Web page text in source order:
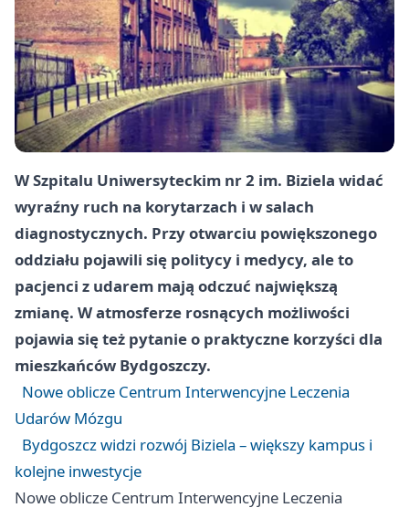
W Szpitalu Uniwersyteckim nr 2 im. Biziela widać
wyraźny ruch na korytarzach i w salach
diagnostycznych. Przy otwarciu powiększonego
oddziału pojawili się politycy i medycy, ale to
pacjenci z udarem mają odczuć największą
zmianę. W atmosferze rosnących możliwości
pojawia się też pytanie o praktyczne korzyści dla
mieszkańców Bydgoszczy.
Nowe oblicze Centrum Interwencyjne Leczenia
Udarów Mózgu
Bydgoszcz widzi rozwój Biziela – większy kampus i
kolejne inwestycje
Nowe oblicze Centrum Interwencyjne Leczenia